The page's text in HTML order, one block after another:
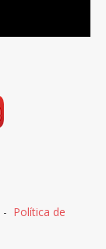
- Política de